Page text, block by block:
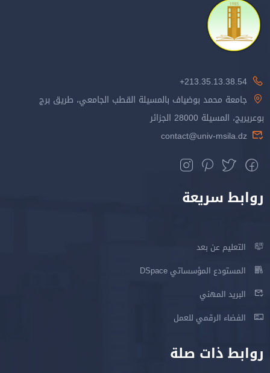
213.35.13.38.54+
جامعة محمد بوضياف بالمسيلة القطب الجامعي، طريق برج
بوعريريج، المسيلة 28000 الجزائر
contact@univ-msila.dz
روابط سريعة
التعليم عن بعد
المستودع المؤسساتي DSpace
البريد المهني
الفضاء الرقمي للعمل
روابط ذات صلة